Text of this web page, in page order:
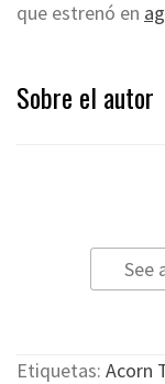
que estrenó en
Sobre el autor
See
Etiquetas: Acorn